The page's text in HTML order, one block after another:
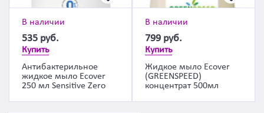
В наличии
535 руб.
Купить
Антибактерильное
жидкое мыло Ecover
250 мл Sensitive Zero
В наличии
799 руб.
Купить
Жидкое мыло Ecover
(GREENSPEED)
концентрат 500мл